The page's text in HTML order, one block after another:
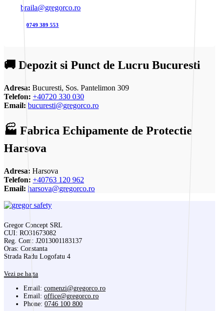
braila@gregorco.ro
0749 389 553
🚚 Depozit si Punct de Lucru Bucuresti
Adresa: Bucuresti, Sos. Pantelimon 309
Telefon: +40720 330 030
Email: bucuresti@gregorco.ro
🏭 Fabrica Echipamente de Protectie
Harsova
Adresa: Harsova
Telefon: +40763 120 962
Email: harsova@gregorco.ro
Gregor Concept SRL
CUI: RO31673082
Reg. Com: J2013001183137
Oras: Constanta
Strada Radu Logofatu 4
Vezi pe harta
Email: comenzi@gregorco.ro
Email: office@gregorco.ro
Phone: 0746 100 800